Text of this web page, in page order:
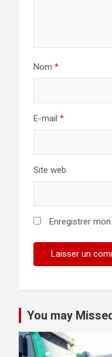
Nom *
E-mail *
Site web
Enregistrer
You may